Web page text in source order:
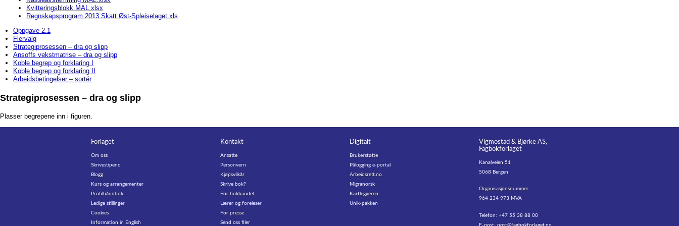
Kvitteringsblokk MAL.xlsx
Regnskapsprogram 2013 Skatt Øst-Spleiselaget.xls
Oppgave 2.1
Flervalg
Strategiprosessen – dra og slipp
Ansoffs vekstmatrise – dra og slipp
Koble begrep og forklaring I
Koble begrep og forklaring II
Arbeidsbetingelser – sortér
Strategiprosessen – dra og slipp
Plasser begrepene inn i figuren.
Forlaget
Om oss
Skrivestipend
Blogg
Kurs og arrangementer
Profilhåndbok
Ledige stillinger
Cookies
Information in English
Kontakt
Ansatte
Personvern
Kjøpsvilkår
Skrive bok?
For bokhandel
Lærer og foreleser
For presse
Send oss filer
Digitalt
Brukerstøtte
Pålogging e-portal
Arbeidsrett.no
Migranorsk
Kartleggeren
Unik-pakken
Vigmostad & Bjørke AS,
Fagbokforlaget
Kanalveien 51
5068 Bergen
Organisasjonsnummer:
964 234 973 MVA
Telefon: +47 55 38 88 00
E-post: post@fagbokforlaget.no